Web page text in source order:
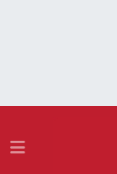
Namaz